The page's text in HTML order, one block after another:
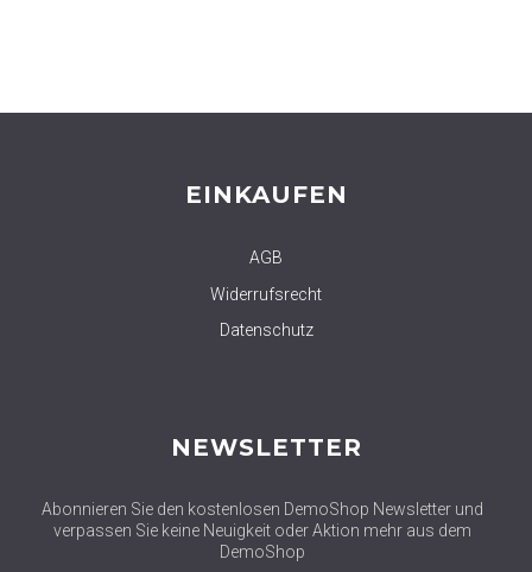
EINKAUFEN
AGB
Widerrufsrecht
Datenschutz
NEWSLETTER
Abonnieren Sie den kostenlosen DemoShop Newsletter und
verpassen Sie keine Neuigkeit oder Aktion mehr aus dem
DemoShop